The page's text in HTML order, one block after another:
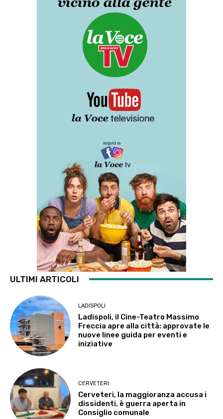
ULTIMI ARTICOLI
LADISPOLI
Ladispoli, il Cine-Teatro Massimo
Freccia apre alla città: approvate le
nuove linee guida per eventi e
iniziative
CERVETERI
Cerveteri, la maggioranza accusa i
dissidenti, è guerra aperta in
Consiglio comunale